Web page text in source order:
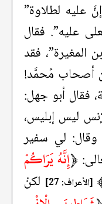
عليه لطلاوة”
عليه”. فقال
المغيرة”، فقد
أصحاب مُحمَّد!
فقال أبو جهل:
ليس إبليس،
لي سفير
﴿إِنَّهُ يَرَاكُمْ
[الأعراف: 27]
لكنْ